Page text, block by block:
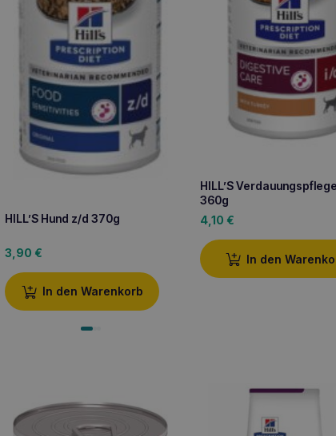
HILL’S Hund z/d 370g
3,90 €
In den Warenkorb
HILL’S
360g
4,10 €
In den